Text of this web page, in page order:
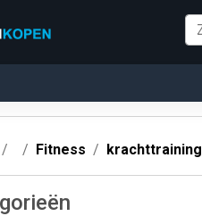
Fitness krachttraining